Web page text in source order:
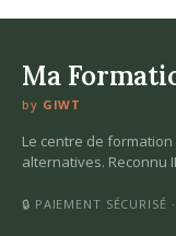
Ma
by GIWT
Le centre de
alternatives. Reconnu
🔒 PAIEMENT SÉCURISÉ